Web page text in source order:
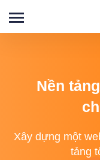
Nền
Xây dựng một
tảng